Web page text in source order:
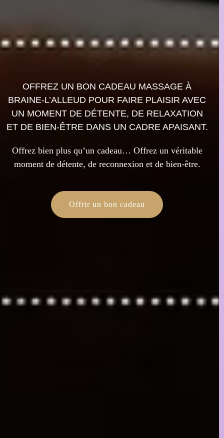
OFFREZ UN BON CADEAU MASSAGE À
BRAINE-L’ALLEUD POUR FAIRE PLAISIR AVEC
UN MOMENT DE DÉTENTE, DE RELAXATION
ET DE BIEN-ÊTRE DANS UN CADRE APAISANT.
Offrez bien plus qu’un cadeau… Offrez un véritable
moment de détente, de reconnexion et de bien-être.
Offrir un bon cadeau